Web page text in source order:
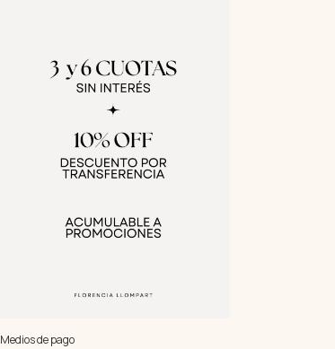
Medios de pago